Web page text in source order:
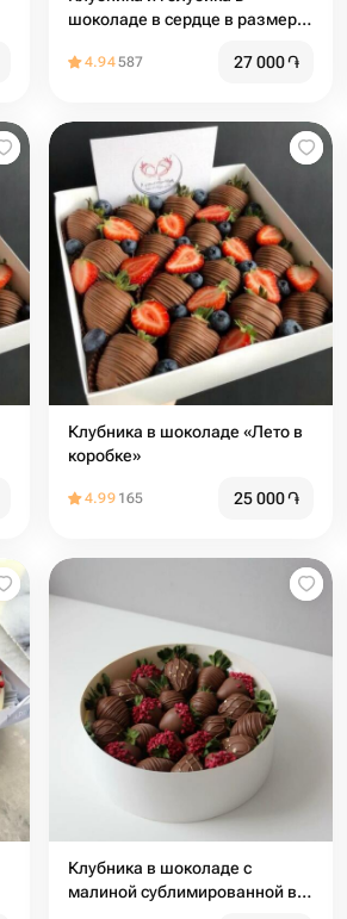
шоколаде в сердце в размере
4.94587 27 000֏
Клубника в шоколаде «Лето в
коробке»
4.99 165 25 000֏
Клубника в шоколаде с
малиной сублимированной в